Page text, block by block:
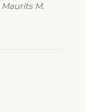
Maurits M.